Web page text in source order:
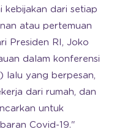
kebijakan dari setiap
atau pertemuan
Presiden RI, Joko
dalam konferensi
lalu yang berpesan,
dari rumah, dan
untuk
Covid-19."